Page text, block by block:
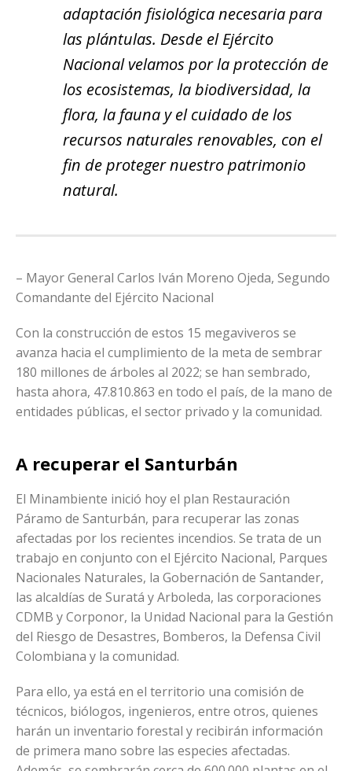
adaptación fisiológica necesaria para
las plántulas. Desde el Ejército
Nacional velamos por la protección de
los ecosistemas, la biodiversidad, la
flora, la fauna y el cuidado de los
recursos naturales renovables, con el
fin de proteger nuestro patrimonio
natural.
– Mayor General Carlos Iván Moreno Ojeda, Segundo
Comandante del Ejército Nacional
Con la construcción de estos 15 megaviveros se
avanza hacia el cumplimiento de la meta de sembrar
180 millones de árboles al 2022; se han sembrado,
hasta ahora, 47.810.863 en todo el país, de la mano de
entidades públicas, el sector privado y la comunidad.
A recuperar el Santurbán
El Minambiente inició hoy el plan Restauración
Páramo de Santurbán, para recuperar las zonas
afectadas por los recientes incendios. Se trata de un
trabajo en conjunto con el Ejército Nacional, Parques
Nacionales Naturales, la Gobernación de Santander,
las alcaldías de Suratá y Arboleda, las corporaciones
CDMB y Corponor, la Unidad Nacional para la Gestión
del Riesgo de Desastres, Bomberos, la Defensa Civil
Colombiana y la comunidad.
Para ello, ya está en el territorio una comisión de
técnicos, biólogos, ingenieros, entre otros, quienes
harán un inventario forestal y recibirán información
de primera mano sobre las especies afectadas.